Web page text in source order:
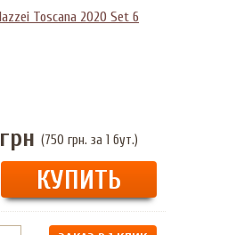
грн (750 грн. за 1 бут.)